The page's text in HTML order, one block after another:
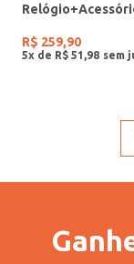
R$ 259,90
5x de R$ 51 98